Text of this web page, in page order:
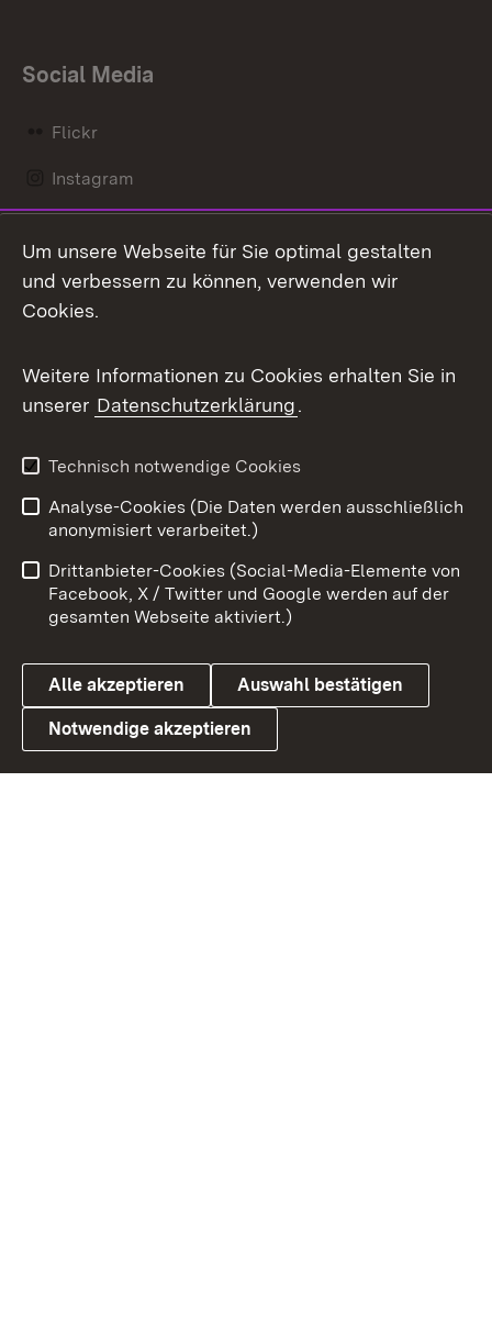
Social Media
Flickr
Instagram
Mastodon
Messenger
Social Wall
X / Twitter
Youtube
Link zum Landesportal
Benutzungshinweise
Barrierefreiheit
Datenschutz
Cookies
Um unsere Webseite für Sie optimal gestalten
und verbessern zu können, verwenden wir
Cookies.
Weitere Informationen zu Cookies erhalten Sie in
unserer Datenschutzerklärung.
Technisch notwendige Cookies
Analyse-Cookies (Die Daten werden ausschließlich
anonymisiert verarbeitet.)
Drittanbieter-Cookies (Social-Media-Elemente von
Facebook, X / Twitter und Google werden auf der
gesamten Webseite aktiviert.)
Alle akzeptieren Auswahl bestätigen
Notwendige akzeptieren